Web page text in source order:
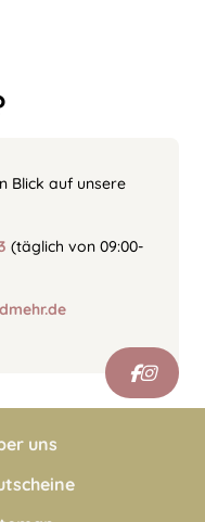
Blick auf unsere
(täglich von 09:00-
uns